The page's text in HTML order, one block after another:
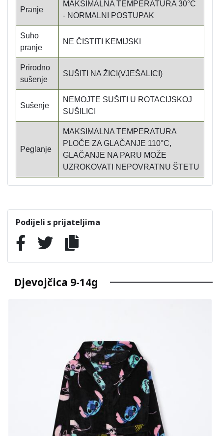
Pranje
MAKSIMALNA TEMPERATURA 30°C
- NORMALNI POSTUPAK
Suho
pranje
NE ČISTITI KEMIJSKI
Prirodno
sušenje
SUŠITI NA ŽICI(VJEŠALICI)
Sušenje
NEMOJTE SUŠITI U ROTACIJSKOJ
SUŠILICI
Peglanje
MAKSIMALNA TEMPERATURA
PLOČE ZA GLAČANJE 110°C,
GLAČANJE NA PARU MOŽE
UZROKOVATI NEPOVRATNU ŠTETU
Podijeli s prijateljima
Djevojčica 9-14g